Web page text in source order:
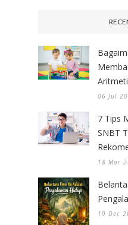
06 Jul
7 Tips
SNBT
18 Mar
19 Dec